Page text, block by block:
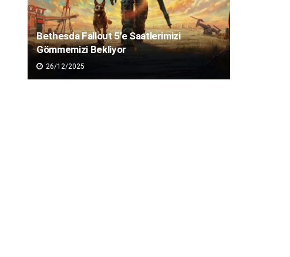
Bethesda Fallout 5’e Saatlerimizi
Gömmemizi Bekliyor
26/12/2025